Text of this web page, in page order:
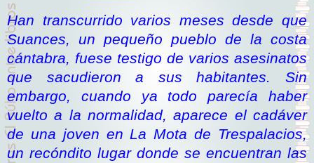
Han transcurrido varios meses desde que
Suances, un pequeño pueblo de la costa
cántabra, fuese testigo de varios asesinatos
que sacudieron a sus habitantes. Sin
embargo, cuando ya todo parecía haber
vuelto a la normalidad, aparece el cadáver
de una joven en La Mota de Trespalacios,
un recóndito lugar donde se encuentran las